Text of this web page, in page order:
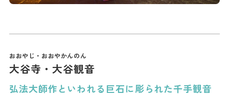
大谷寺・大谷観音
弘法大師作といわれる巨石に彫られた千手観音